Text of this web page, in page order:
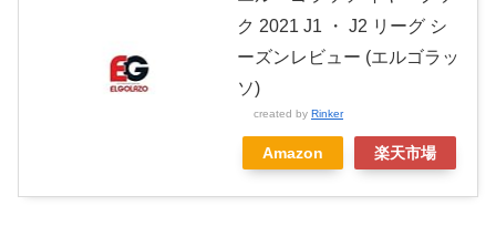
ク 2021 J1 ・ J2 リーグ シ
ーズンレビュー (エルゴラッ
ソ)
created by Rinker
Amazon 楽天市場